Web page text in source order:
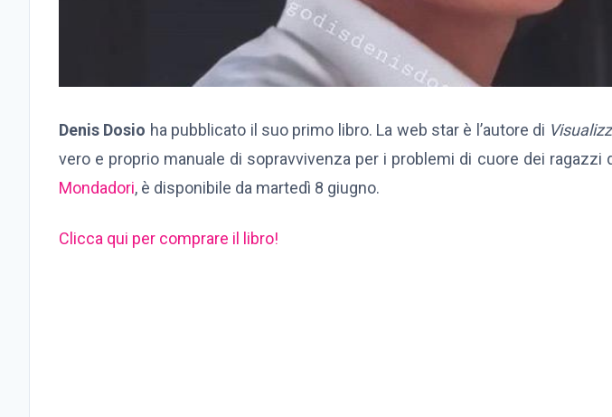
Denis Dosio ha pubblicato il suo primo libro. La web star è l’autore di
vero e proprio manuale di sopravvivenza per i problemi di cuore dei ragazzi
Mondadori, è disponibile da martedì 8 giugno.
Clicca qui per comprare il libro!